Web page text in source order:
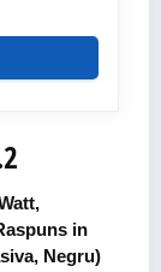
in
Negru)